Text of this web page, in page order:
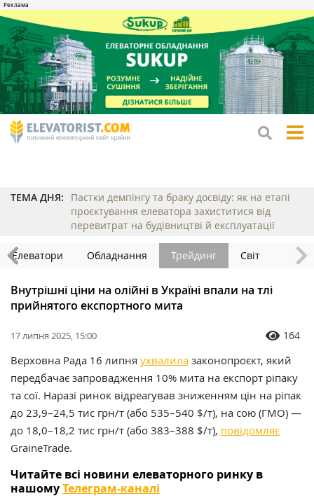
ТЕМА ДНЯ:
Пастки демпінгу та браку досвіду: як на етапі
проєктування елеватора захиститися від
перевитрат на будівництві й експлуатації
Елеватори Обладнання Трейдинг Світ
Внутрішні ціни на олійні в Україні впали на тлі
прийнятого експортного мита
17 липня 2025, 15:00 164
Верховна Рада 16 липня ухвалила законопроєкт, який
передбачає запровадження 10% мита на експорт ріпаку
та сої. Наразі ринок відреагував зниженням цін на ріпак
до 23,9–24,5 тис грн/т (або 535–540 $/т), на сою (ГМО) —
до 18,0–18,2 тис грн/т (або 383–388 $/т), повідомляє
GraineTrade.
Читайте всі новини елеваторного ринку в
нашомуТелеграм-каналі